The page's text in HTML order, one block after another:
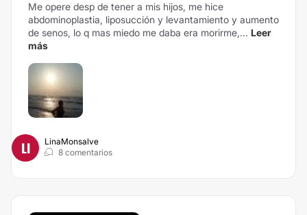
Me opere desp de tener a mis hijos, me hice
abdominoplastia, liposucción y levantamiento y aumento
de senos, lo q mas miedo me daba era morirme,... Leer
más
LI
LinaMonsalve
8 comentarios